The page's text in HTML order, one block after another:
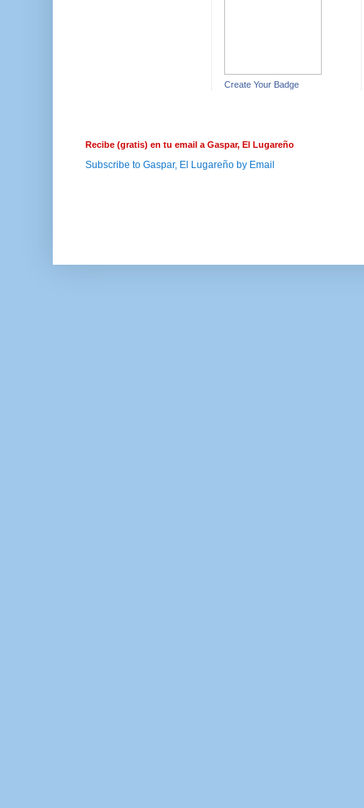
Create Your Badge
Recibe (gratis) en tu email a Gaspar, El Lugareño
Subscribe to Gaspar, El Lugareño by Email